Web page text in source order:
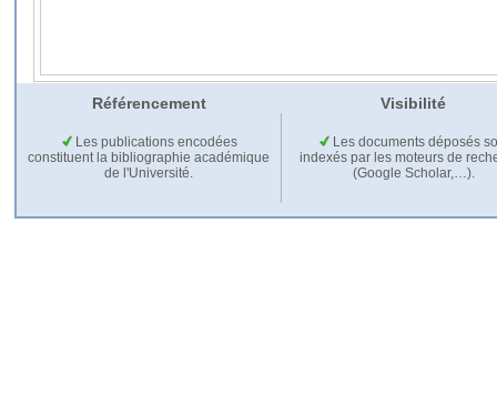
Référencement Visibilité
Les publications encodées
constituent la bibliographie académique
de l'Université.
Les documents déposés
indexés par les moteurs de
(Google Scholar,…).